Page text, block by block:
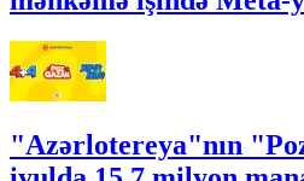
"Azərlotereya"nın